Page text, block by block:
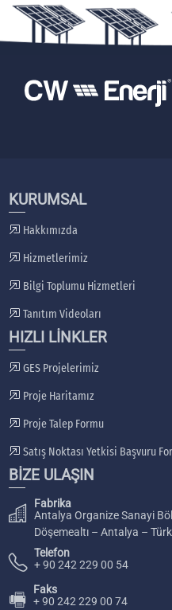
KURUMSAL
Hakkımızda
Hizmetlerimiz
Bilgi Toplumu Hizmetleri
Tanıtım Videoları
HIZLI LİNKLER
GES Projelerimiz
Proje Haritamız
Proje Talep Formu
Satış Noktası Yetkisi Başvuru
BİZE ULAŞIN
Fabrika
Antalya Organize Sanayi
Döşemealtı – Antalya –
Telefon
+ 90 242 229 00 54
🖷
Faks
+ 90 242 229 00 74